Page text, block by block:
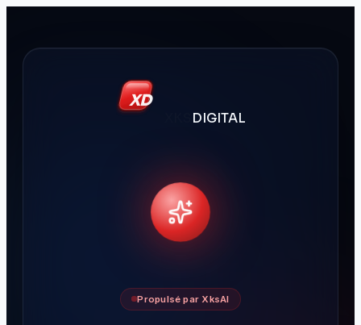
XD
DIGITAL
Propulsé par XksAI